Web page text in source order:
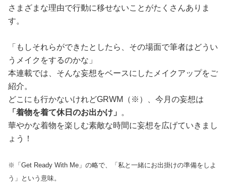
さまざまな理由で行動に移せないことがたくさんありま
す。
「もしそれらができたとしたら、その場面で筆者はどうい
うメイクをするのかな」
本連載では、そんな妄想をベースにしたメイクアップをご
紹介。
どこにも行かないけれどGRWM（※）、今月の妄想は
「着物を着て休日のお出かけ」
。
華やかな着物を楽しむ素敵な時間に妄想を広げていきまし
ょう！
※「Get Ready With Me」の略で、「私と一緒にお出掛けの準備をしよ
う」という意味。